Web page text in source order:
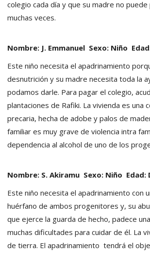
colegio cada día y que su madre no
muchas veces.
Nombre: J. Emmanuel Sexo: Niño
Este niño necesita el apadrinamiento
desnutrición y su madre necesita toda la
podamos darle. Para pagar el colegio,
plantaciones de Rafiki. La vivienda es una
precaria, hecha de adobe y palos de
familiar es muy grave de violencia intra
dependencia al alcohol de uno de los
Nombre: S. Akiramu Sexo: Niño Edad:
Este niño necesita el apadrinamiento con
huérfano de ambos progenitores y, su
que ejerce la guarda de hecho, padece
muchas dificultades para cuidar de él. La
de tierra. El apadrinamiento tendrá el